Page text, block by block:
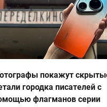
покажут
городка писателей с
флагманов серии